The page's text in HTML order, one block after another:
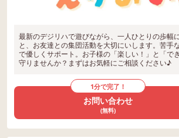
最新のデジリハで遊びながら、一人ひとりの歩幅
と、お友達との集団活動を大切にいします。苦手
で優しくサポート。お子様の「楽しい！」と「で
守りませんか？まずはお気軽にご相談ください♪
1分で完了！
お問い合わせ
(無料)